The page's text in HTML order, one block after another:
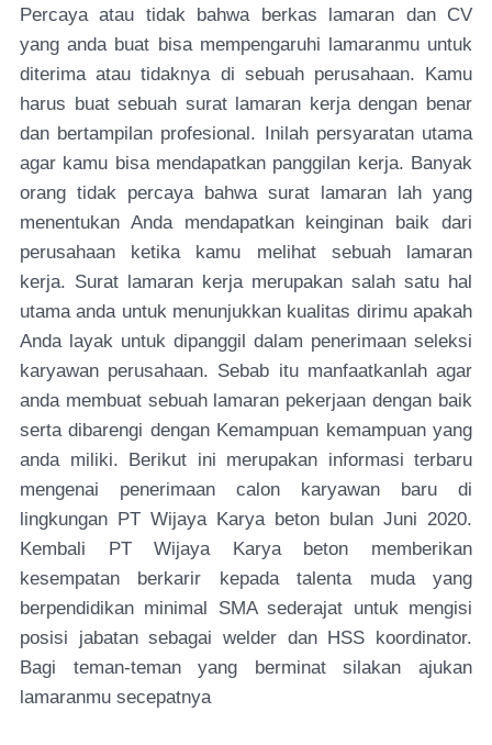
Percaya atau tidak bahwa berkas lamaran dan CV
yang anda buat bisa mempengaruhi lamaranmu untuk
diterima atau tidaknya di sebuah perusahaan. Kamu
harus buat sebuah surat lamaran kerja dengan benar
dan bertampilan profesional. Inilah persyaratan utama
agar kamu bisa mendapatkan panggilan kerja. Banyak
orang tidak percaya bahwa surat lamaran lah yang
menentukan Anda mendapatkan keinginan baik dari
perusahaan ketika kamu melihat sebuah lamaran
kerja. Surat lamaran kerja merupakan salah satu hal
utama anda untuk menunjukkan kualitas dirimu apakah
Anda layak untuk dipanggil dalam penerimaan seleksi
karyawan perusahaan. Sebab itu manfaatkanlah agar
anda membuat sebuah lamaran pekerjaan dengan baik
serta dibarengi dengan Kemampuan kemampuan yang
anda miliki. Berikut ini merupakan informasi terbaru
mengenai penerimaan calon karyawan baru di
lingkungan PT Wijaya Karya beton bulan Juni 2020.
Kembali PT Wijaya Karya beton memberikan
kesempatan berkarir kepada talenta muda yang
berpendidikan minimal SMA sederajat untuk mengisi
posisi jabatan sebagai welder dan HSS koordinator.
Bagi teman-teman yang berminat silakan ajukan
lamaranmu secepatnya